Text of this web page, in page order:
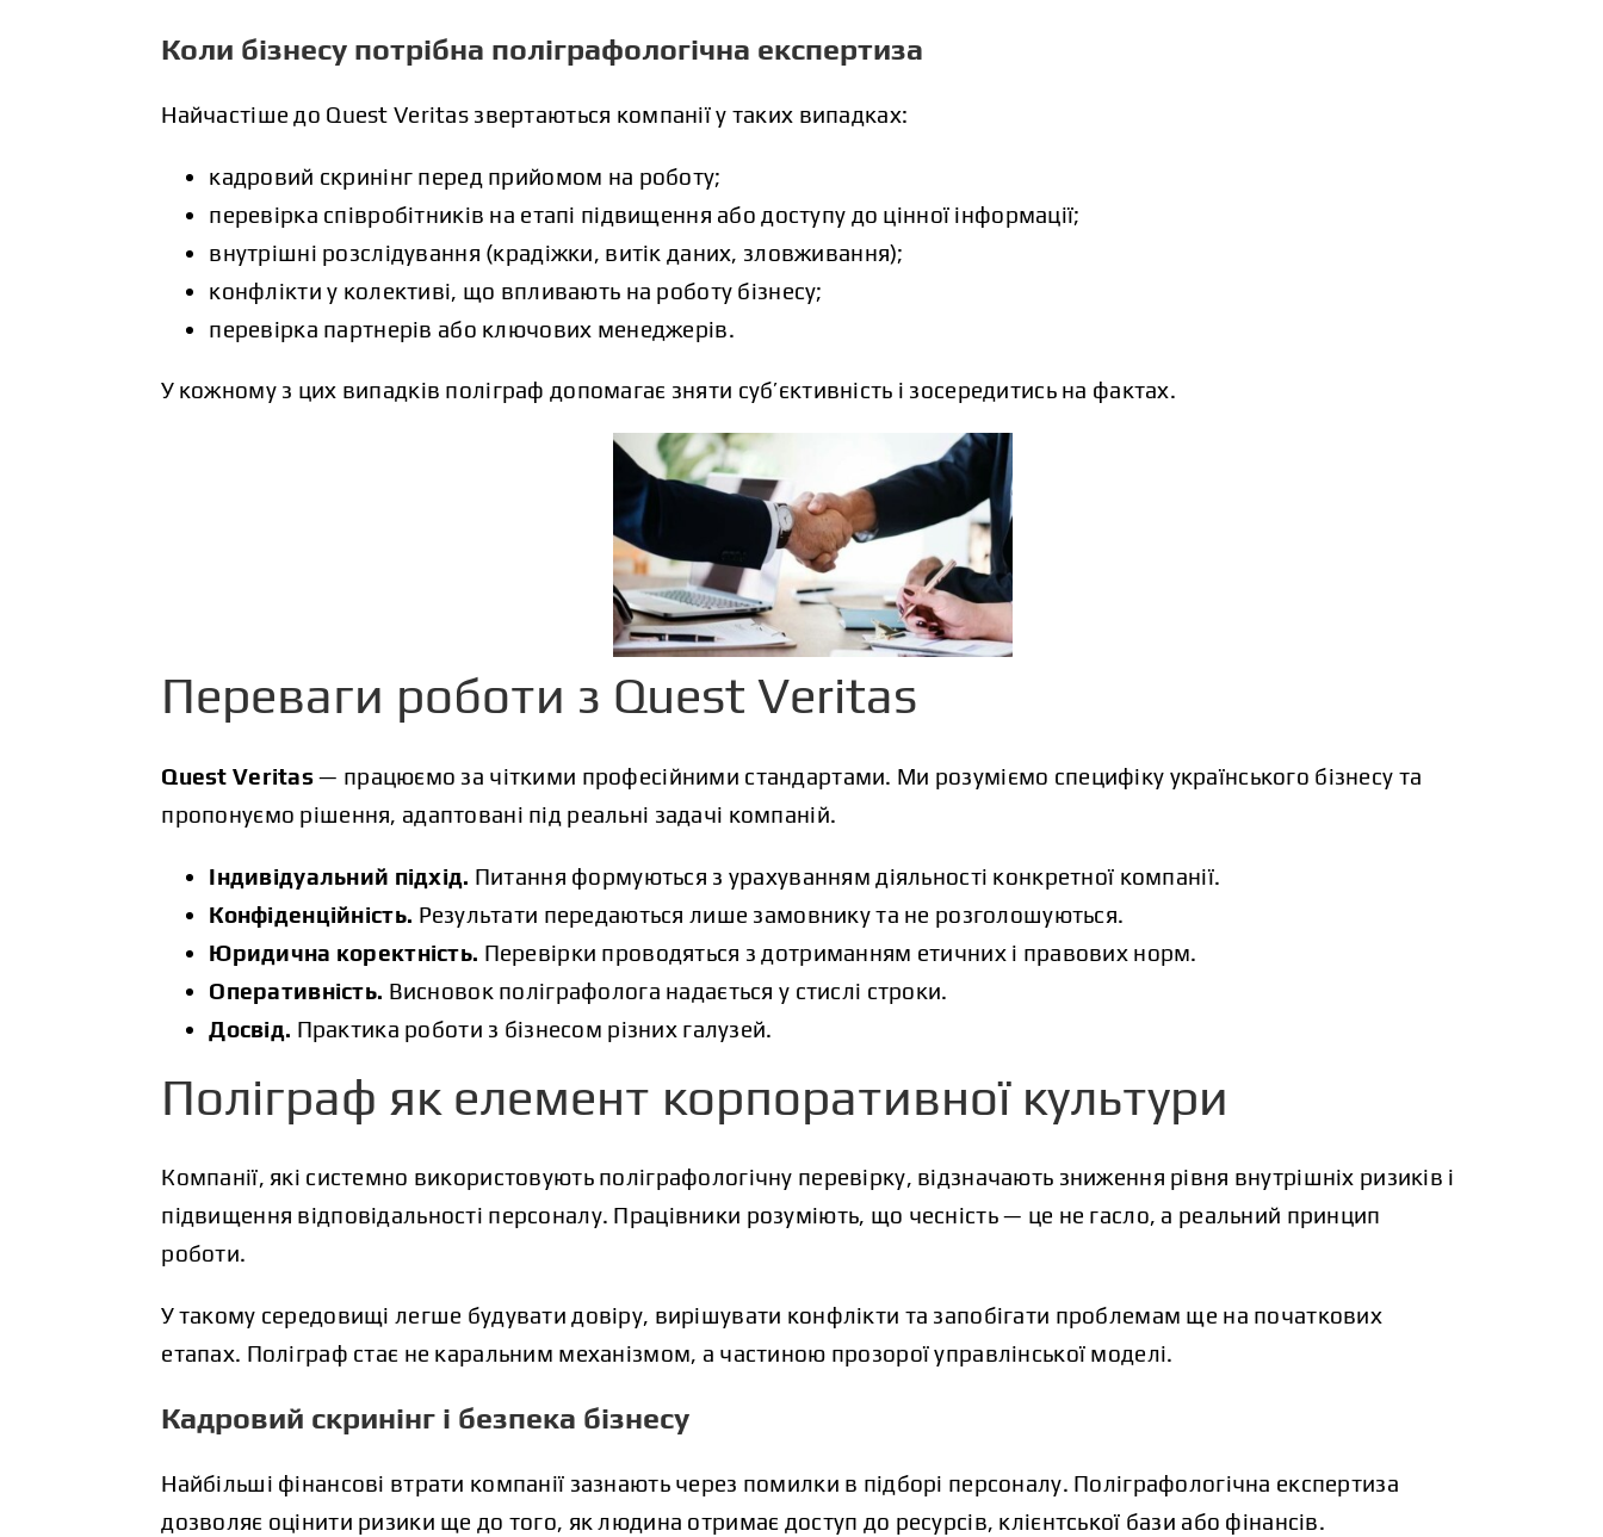
Коли бізнесу потрібна поліграфологічна експертиза
Найчастіше до Quest Veritas звертаються компанії у таких випадках:
кадровий скринінг перед прийомом на роботу;
перевірка співробітників на етапі підвищення або доступу до цінної інформації;
внутрішні розслідування (крадіжки, витік даних, зловживання);
конфлікти у колективі, що впливають на роботу бізнесу;
перевірка партнерів або ключових менеджерів.
У кожному з цих випадків поліграф допомагає зняти суб’єктивність і зосередитись на фактах.
Переваги роботи з Quest Veritas
Quest Veritas— працюємо за чіткими професійними стандартами. Ми розуміємо специфіку українського бізнесу та
пропонуємо рішення, адаптовані під реальні задачі компаній.
Індивідуальний підхід. Питання формуються з урахуванням діяльності конкретної компанії.
Конфіденційність. Результати передаються лише замовнику та не розголошуються.
Юридична коректність. Перевірки проводяться з дотриманням етичних і правових норм.
Оперативність. Висновок поліграфолога надається у стислі строки.
Досвід. Практика роботи з бізнесом різних галузей.
Поліграф як елемент корпоративної культури
Компанії, які системно використовують поліграфологічну перевірку, відзначають зниження рівня внутрішніх ризиків і
підвищення відповідальності персоналу. Працівники розуміють, що чесність — це не гасло, а реальний принцип
роботи.
У такому середовищі легше будувати довіру, вирішувати конфлікти та запобігати проблемам ще на початкових
етапах. Поліграф стає не каральним механізмом, а частиною прозорої управлінської моделі.
Кадровий скринінг і безпека бізнесу
Найбільші фінансові втрати компанії зазнають через помилки в підборі персоналу. Поліграфологічна експертиза
дозволяє оцінити ризики ще до того, як людина отримає доступ до ресурсів, клієнтської бази або фінансів.